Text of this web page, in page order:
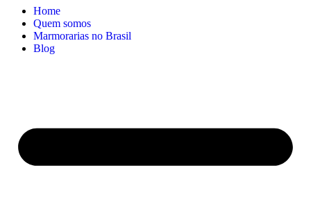
Home
Quem somos
Marmorarias no Brasil
Blog